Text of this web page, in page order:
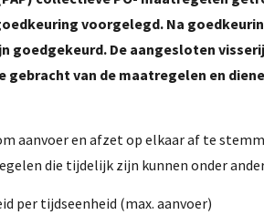
voorgelegd. Na
goedgekeurd. De aangesloten
van de maatregelen en
aanvoer en afzet op elkaar af te
die tijdelijk zijn kunnen onder
per tijdseenheid (max. aanvoer)